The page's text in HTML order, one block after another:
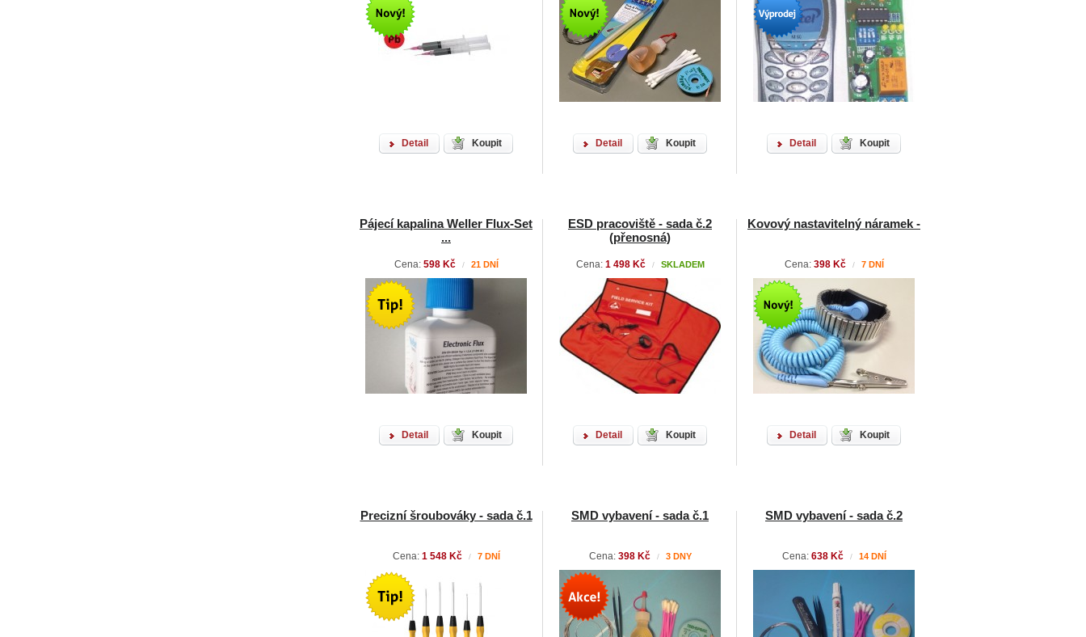
Detail Koupit Detail Koupit Detail Koupit
Pájecí kapalina Weller Flux-Set
...
Cena: 598 Kč / 21 DNÍ
Detail Koupit
ESD pracoviště - sada č.2
(přenosná)
Cena: 1 498 Kč / SKLADEM
Detail Koupit
Kovový nastavitelný náramek -
Cena: 398 Kč / 7 DNÍ
Detail Koupit
Precizní šroubováky - sada č.1
Cena: 1 548 Kč / 7 DNÍ
SMD vybavení - sada č.1
Cena: 398 Kč / 3 DNY
SMD vybavení - sada č.2
Cena: 638 Kč / 14 DNÍ